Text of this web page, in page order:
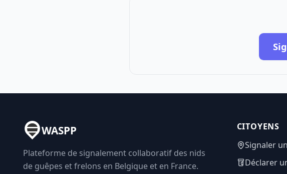
WASPP
Plateforme de signalement collaboratif des nids
de guêpes et frelons en Belgique et en France.
CITOYENS
Signaler
Déclarer